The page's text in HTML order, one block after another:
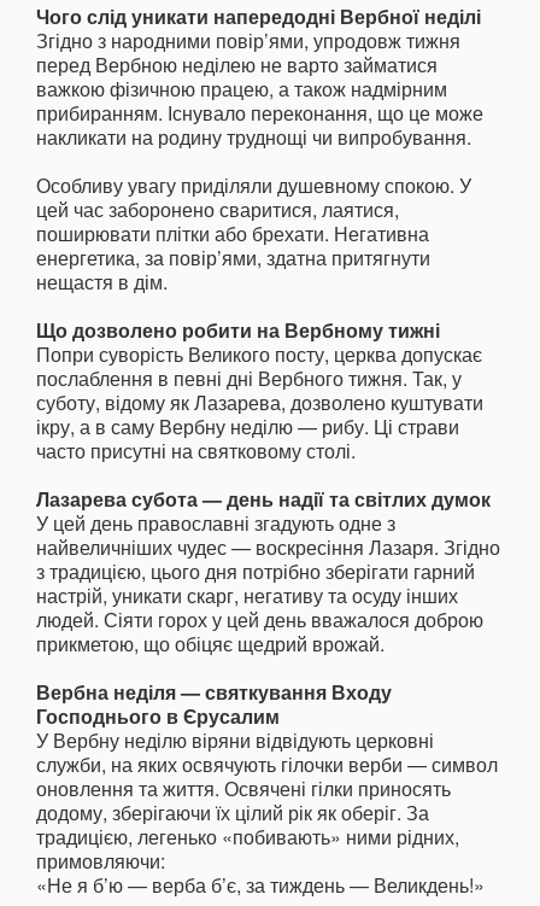
Чого слід уникати напередодні Вербної неділі
Згідно з народними повір’ями, упродовж тижня
перед Вербною неділею не варто займатися
важкою фізичною працею, а також надмірним
прибиранням. Існувало переконання, що це може
накликати на родину труднощі чи випробування.
Особливу увагу приділяли душевному спокою. У
цей час заборонено сваритися, лаятися,
поширювати плітки або брехати. Негативна
енергетика, за повір’ями, здатна притягнути
нещастя в дім.
Що дозволено робити на Вербному тижні
Попри суворість Великого посту, церква допускає
послаблення в певні дні Вербного тижня. Так, у
суботу, відому як Лазарева, дозволено куштувати
ікру, а в саму Вербну неділю — рибу. Ці страви
часто присутні на святковому столі.
Лазарева субота — день надії та світлих думок
У цей день православні згадують одне з
найвеличніших чудес — воскресіння Лазаря. Згідно
з традицією, цього дня потрібно зберігати гарний
настрій, уникати скарг, негативу та осуду інших
людей. Сіяти горох у цей день вважалося доброю
прикметою, що обіцяє щедрий врожай.
Вербна неділя — святкування Входу
Господнього в Єрусалим
У Вербну неділю віряни відвідують церковні
служби, на яких освячують гілочки верби — символ
оновлення та життя. Освячені гілки приносять
додому, зберігаючи їх цілий рік як оберіг. За
традицією, легенько «побивають» ними рідних,
примовляючи:
«Не я б’ю — верба б’є, за тиждень — Великдень!»